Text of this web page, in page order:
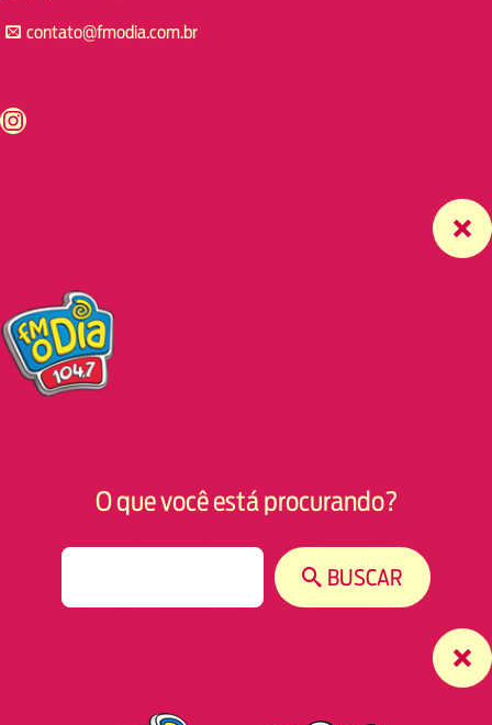
contato@fmodia.com.br
https://www.instagram.com/fmodia.cabofrio/
O que você está procurando?
BUSCAR